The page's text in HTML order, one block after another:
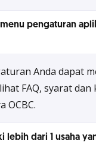
pengaturan
Anda dapat
FAQ, syarat
OCBC.
lebih dari 1 usaha